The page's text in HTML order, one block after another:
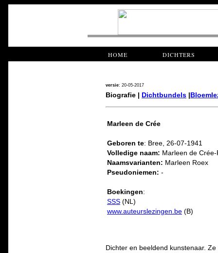
HOME DICHTERS
versie: 20-05-2017
Biografie | Dichtbundels |
Marleen de Crée
Geboren te: Bree, 26-07-1941
Volledige naam: Marleen de Crée-
Naamsvarianten: Marleen Roex
Pseudoniemen: -
Boekingen:
SSS (NL)
www.auteurslezingen.be (B)
Dichter en beeldend kunstenaar.